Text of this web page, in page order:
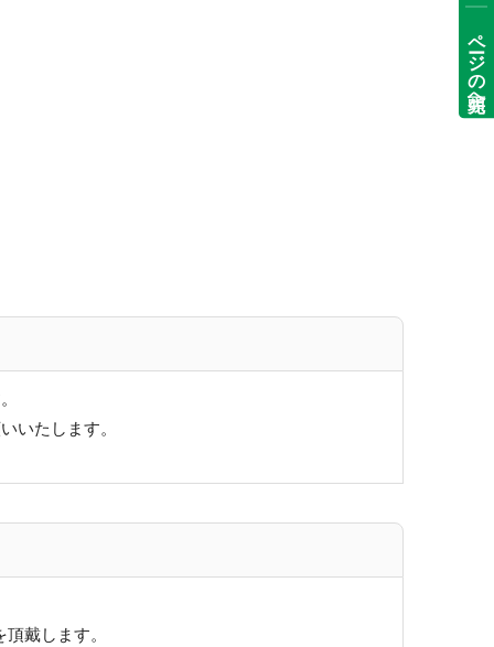
いたします。
戴します。
ページの先頭へ